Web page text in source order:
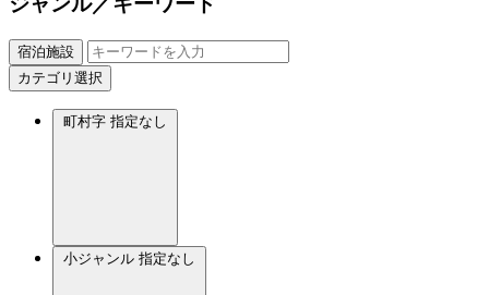
宿泊施設
カテゴリ選択
町村字 指定なし
小ジャンル 指定なし